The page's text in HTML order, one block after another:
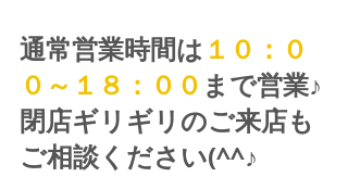
通常営業時間は １０：０
０～１８：００ まで営業♪
閉店ギリギリのご来店も
ご相談ください(^^♪